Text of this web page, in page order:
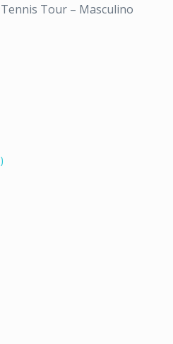
Tour – Masculino